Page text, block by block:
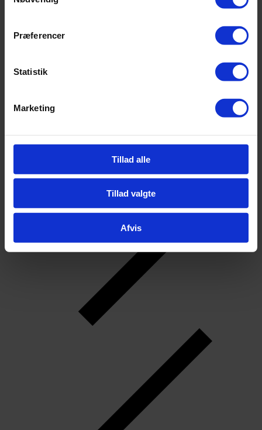
Præferencer
Statistik
Marketing
Tillad alle
Tillad valgte
Afvis